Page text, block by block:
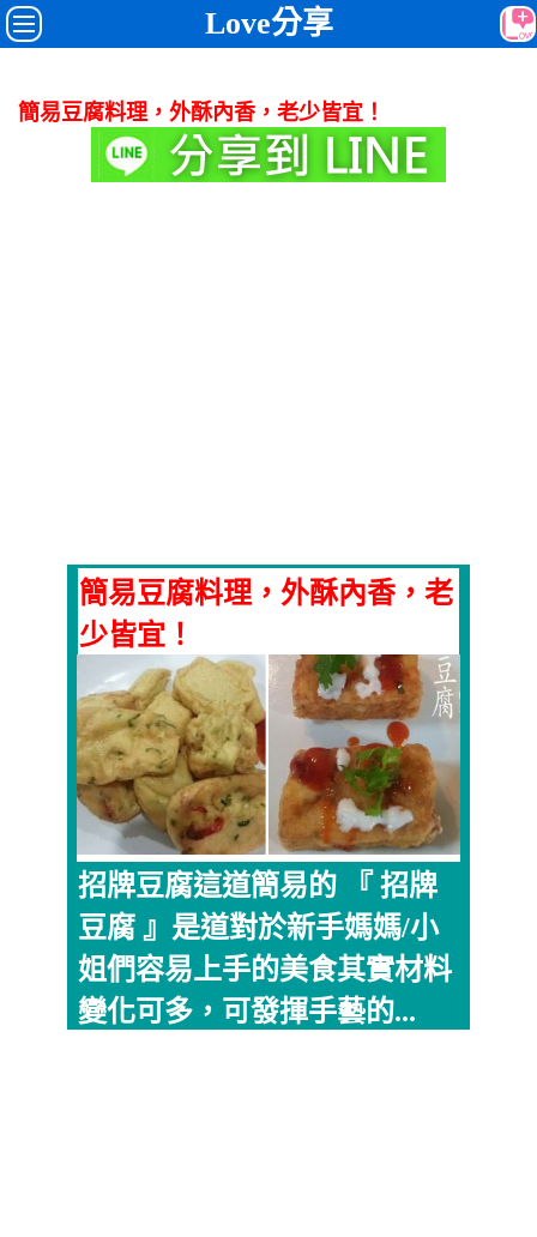
Love分享
簡易豆腐料理，外酥內香，老少皆宜！
簡易豆腐料理，外酥內香，老
少皆宜！
招牌豆腐這道簡易的 『 招牌
豆腐 』是道對於新手媽媽/小
姐們容易上手的美食其實材料
變化可多，可發揮手藝的...